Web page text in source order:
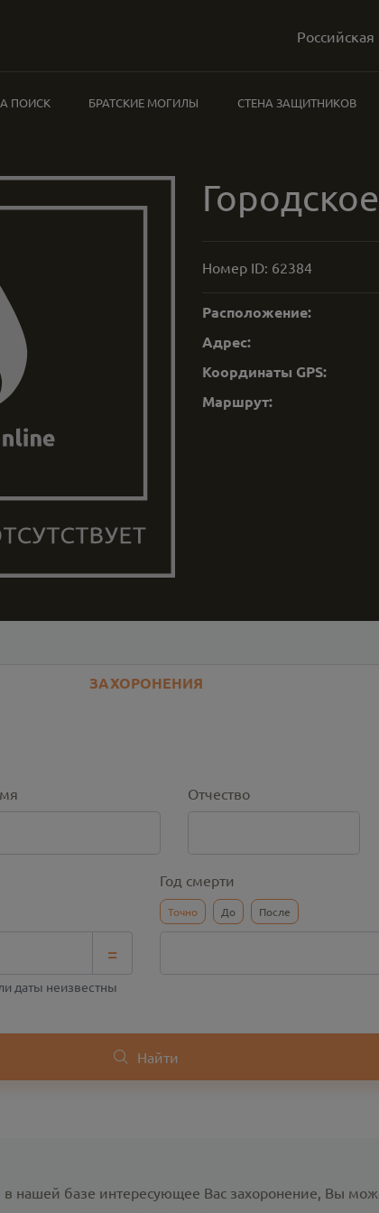
ПОИСК БРАТСКИЕ МОГИЛЫ СТЕНА ЗАЩИТНИКОВ
Номер ID: 62384
Расположение:
Адрес:
Координаты GPS:
Маршрут:
ЗАХОРОНЕНИЯ
Отчество
=
Год смерти
Точно До После
даты неизвестны
Найти
нашей базе интересующее Вас захоронение, Вы